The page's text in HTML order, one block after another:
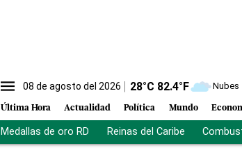
08 de agosto del 2026 28°C 82.4°F Nubes
Última Hora Actualidad Política Mundo
Medallas de oro RD Reinas del Caribe